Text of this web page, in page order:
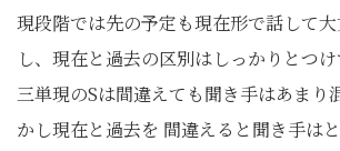
現段階では先の予定も現在形で話して
し、現在と過去の区別はしっかりとつけ
三単現のSは間違えても聞き手はあまり
かし現在と過去を 間違えると聞き手は